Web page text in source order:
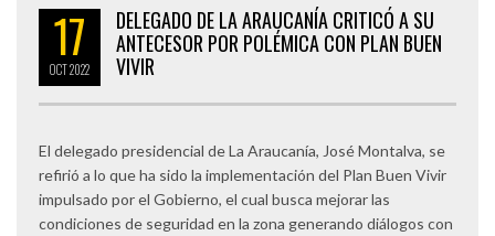
17
OCT2022
DELEGADO DE LA ARAUCANÍA CRITICÓ A SU
ANTECESOR POR POLÉMICA CON PLAN BUEN
VIVIR
El delegado presidencial de La Araucanía, José Montalva, se
refirió a lo que ha sido la implementación del Plan Buen Vivir
impulsado por el Gobierno, el cual busca mejorar las
condiciones de seguridad en la zona generando diálogos con